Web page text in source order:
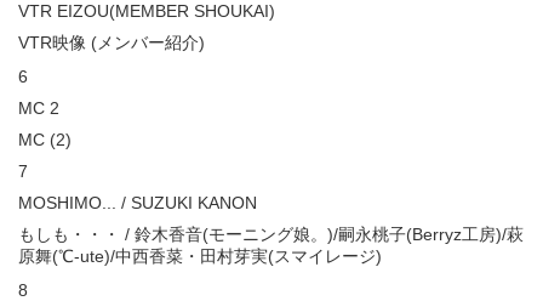
VTR EIZOU(MEMBER SHOUKAI)
VTR映像 (メンバー紹介)
6
MC 2
MC (2)
7
MOSHIMO... / SUZUKI KANON
もしも・・・ / 鈴木香音(モーニング娘。)/嗣永桃子(Berryz工房)/萩
原舞(℃-ute)/中西香菜・田村芽実(スマイレージ)
8